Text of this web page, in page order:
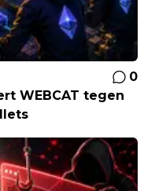
0
WEBCAT tegen